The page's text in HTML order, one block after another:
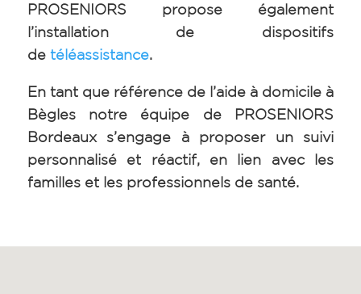
PROSENIORS propose également
l’installation de dispositifs
de téléassistance.
En tant que référence de l’aide à domicile à
Bègles notre équipe de PROSENIORS
Bordeaux s’engage à proposer un suivi
personnalisé et réactif, en lien avec les
familles et les professionnels de santé.